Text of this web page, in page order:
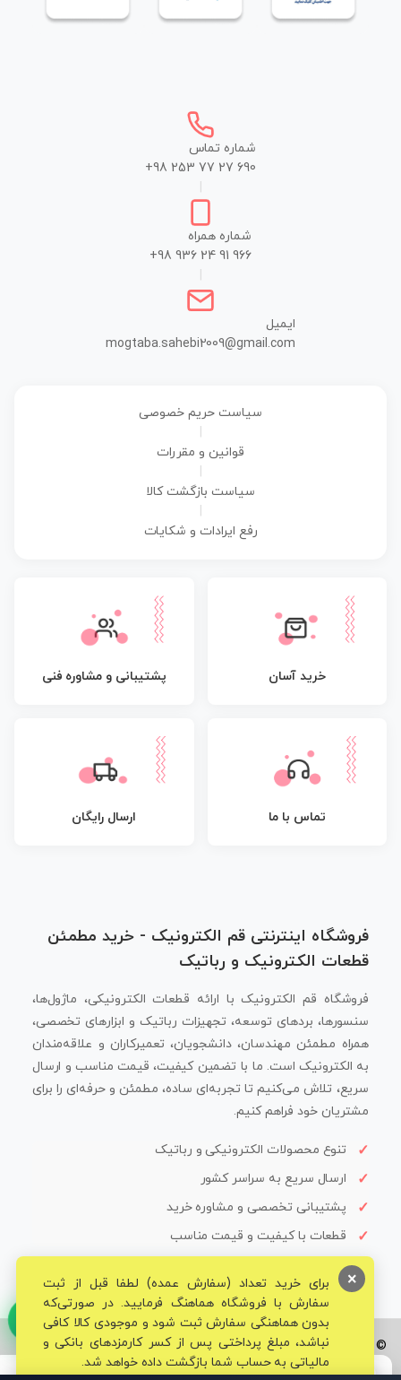
شماره تماس
+98 253 77 27 690
شماره همراه
+98 936 24 91 966
ایمیل
mogtaba.sahebi2009@gmail.com
سیاست حریم خصوصی
قوانین و مقررات
سیاست بازگشت کالا
رفع ایرادات و شکایات
خرید آسان پشتیبانی و مشاوره فنی
تماس با ما ارسال رایگان
فروشگاه اینترنتی قم الکترونیک - خرید مطمئن
قطعات الکترونیک و رباتیک
فروشگاه قم الکترونیک با ارائه قطعات الکترونیکی، ماژول‌ها،
سنسورها، بردهای توسعه، تجهیزات رباتیک و ابزارهای تخصصی،
همراه مطمئن مهندسان، دانشجویان، تعمیرکاران و علاقه‌مندان
به الکترونیک است. ما با تضمین کیفیت، قیمت مناسب و ارسال
سریع، تلاش می‌کنیم تا تجربه‌ای ساده، مطمئن و حرفه‌ای را برای
مشتریان خود فراهم کنیم.
تنوع محصولات الکترونیکی و رباتیک
ارسال سریع به سراسر کشور
پشتیبانی تخصصی و مشاوره خرید
قطعات با کیفیت و قیمت مناسب
© تمامی حقوق برای فروشگاه تخصصی قم الکترونیک محفوظ می‌باشد.
برای خرید تعداد (سفارش عمده) لطفا قبل از ثبت
سفارش با فروشگاه هماهنگ فرمایید. در صورتی‌که
بدون هماهنگی سفارش ثبت شود و موجودی کالا کافی
نباشد، مبلغ پرداختی پس از کسر کارمزدهای بانکی و
مالیاتی به حساب شما بازگشت داده خواهد شد.
×